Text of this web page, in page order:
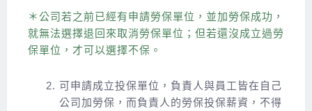
＊公司若之前已經有申請勞保單位，並加勞保成功，
就無法選擇退回來取消勞保單位；但若還沒成立過勞
保單位，才可以選擇不保。
可申請成立投保單位，負責人與員工皆在自己
公司加勞保，而負責人的勞保投保薪資，不得